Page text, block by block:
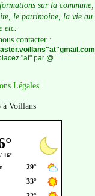
sur la commune,
le patrimoine, la vie au
etc.
contacter :
"at" par @
Légales
à Voillans